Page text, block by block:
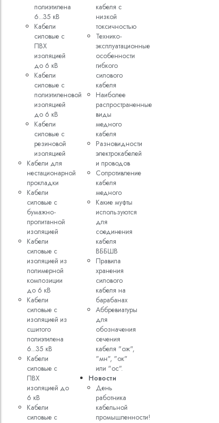
полиэтилена
6...35 кВ
Кабели
силовые с
ПВХ
изоляцией
до 6 кВ
Кабели
силовые с
полиэтиленовой
изоляцией
до 6 кВ
Кабели
силовые с
резиновой
изоляцией
Кабели для
нестационарной
прокладки
Кабели
силовые с
бумажно-
пропитанной
изоляцией
Кабели
силовые с
изоляцией из
полимерной
композиции
до 6 кВ
Кабели
силовые с
изоляцией из
сшитого
полиэтилена
6...35 кВ
Кабели
силовые с
ПВХ
изоляцией до
6 кВ
Кабели
силовые с
кабеля с
низкой
токсичностью
Технико-
эксплуатационные
особенности
гибкого
силового
кабеля
Наиболее
распространенные
виды
медного
кабеля
Разновидности
электрокабелей
и проводов
Сопротивление
кабеля
медного
Какие муфты
используются
для
соединения
кабеля
ВББШВ
Правила
хранения
силового
кабеля на
барабанах
Аббревиатуры
для
обозначения
сечения
кабеля "ож",
"мн", "ок"
или "ос".
Новости
День
работника
кабельной
промышленности!